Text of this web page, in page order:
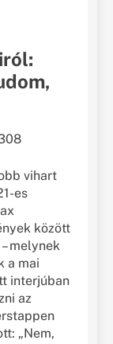
vihart
es
között
melynek
a mai
interjúban
az
„Nem,